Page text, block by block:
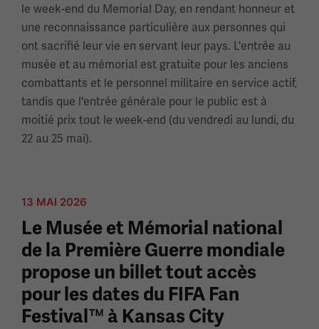
le week-end du Memorial Day, en rendant honneur et
une reconnaissance particulière aux personnes qui
ont sacrifié leur vie en servant leur pays. L'entrée au
musée et au mémorial est gratuite pour les anciens
combattants et le personnel militaire en service actif,
tandis que l'entrée générale pour le public est à
moitié prix tout le week-end (du vendredi au lundi, du
22 au 25 mai).
13 MAI 2026
Le Musée et Mémorial national
de la Première Guerre mondiale
propose un billet tout accès
pour les dates du FIFA Fan
Festival™ à Kansas City